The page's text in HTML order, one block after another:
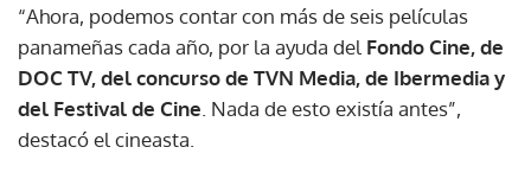
“Ahora, podemos contar con más de seis películas
panameñas cada año, por la ayuda del Fondo Cine, de
DOC TV, del concurso de TVN Media, de Ibermedia y
del Festival de Cine . Nada de esto existía antes”,
destacó el cineasta.